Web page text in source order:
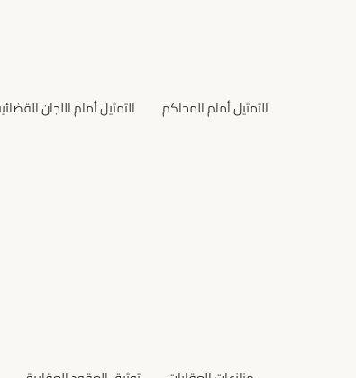
التمثيل أمام المحاكم التمثيل أمام اللجان